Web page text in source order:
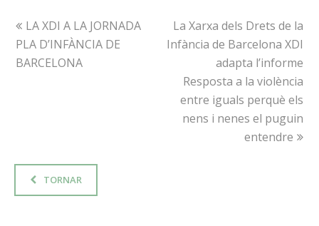
previous
post:
LA XDI A LA JORNADA
PLA D’INFÀNCIA DE
BARCELONA
next
post:
La Xarxa dels Drets de la
Infància de Barcelona XDI
adapta l’informe
Resposta a la violència
entre iguals perquè els
nens i nenes el puguin
entendre
TORNAR